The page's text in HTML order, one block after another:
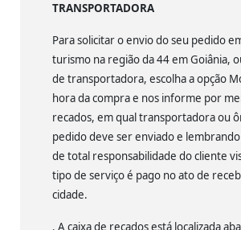
TRANSPORTADORA
Para solicitar o envio do seu pedido
turismo na região da 44 em Goiânia,
de transportadora, escolha a opção
hora da compra e nos informe por
recados, em qual transportadora ou
pedido deve ser enviado e
de total responsabilidade do cliente
tipo de serviço é pago no ato de
cidade.
. A caixa de recados está localizada